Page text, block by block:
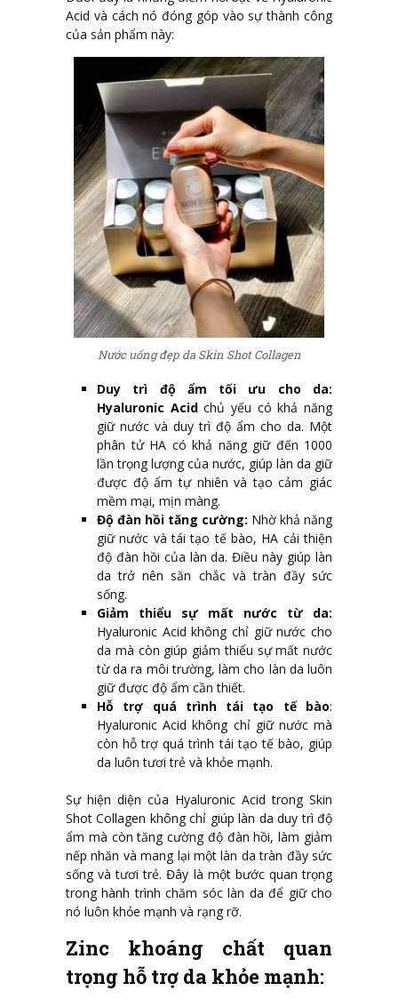
Acid và cách nó đóng góp vào sự thành công
của sản phẩm này:
Nước uống đẹp da Skin Shot Collagen
Duy trì độ ẩm tối ưu cho da:
Hyaluronic Acidchủ yếu có khả năng
giữ nước và duy trì độ ẩm cho da. Một
phân tử HA có khả năng giữ đến 1000
lần trọng lượng của nước, giúp làn da giữ
được độ ẩm tự nhiên và tạo cảm giác
mềm mại, mịn màng.
Độ đàn hồi tăng cường: Nhờ khả năng
giữ nước và tái tạo tế bào, HA cải thiện
độ đàn hồi của làn da. Điều này giúp làn
da trở nên săn chắc và tràn đầy sức
sống.
Giảm thiểu sự mất nước từ da:
Hyaluronic Acid không chỉ giữ nước cho
da mà còn giúp giảm thiểu sự mất nước
từ da ra môi trường, làm cho làn da luôn
giữ được độ ẩm cần thiết.
Hỗ trợ quá trình tái tạo tế bào:
Hyaluronic Acid không chỉ giữ nước mà
còn hỗ trợ quá trình tái tạo tế bào, giúp
da luôn tươi trẻ và khỏe mạnh.
Sự hiện diện của Hyaluronic Acid trong Skin
Shot Collagen không chỉ giúp làn da duy trì độ
ẩm mà còn tăng cường độ đàn hồi, làm giảm
nếp nhăn và mang lại một làn da tràn đầy sức
sống và tươi trẻ. Đây là một bước quan trọng
trong hành trình chăm sóc làn da để giữ cho
nó luôn khỏe mạnh và rạng rỡ.
Zinc khoáng chất quan
trọng hỗ trợ da khỏe mạnh: